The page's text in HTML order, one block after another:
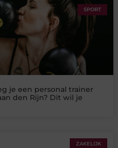
SPORT
je een personal trainer
den Rijn? Dit wil je
ZAKELIJK